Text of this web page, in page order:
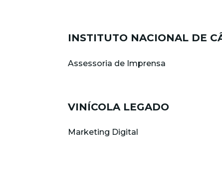
INSTITUTO NACIONAL DE
Assessoria de Imprensa
VINÍCOLA LEGADO
Marketing Digital